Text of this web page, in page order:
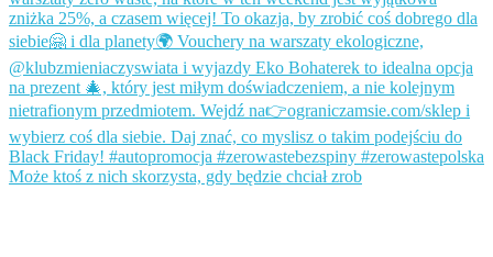
Może ktoś z nich skorzysta, gdy będzie chciał zrob